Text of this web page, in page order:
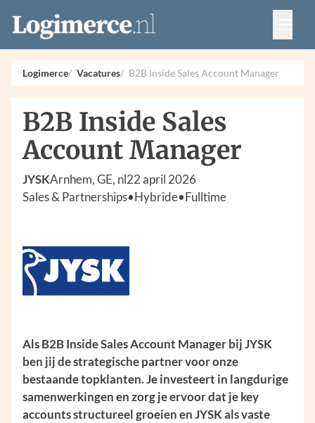
Vacatures
Events
Adverteren
Partners
Logimerce Vacatures B2B Inside Sales Account Manager
B2B Inside Sales
Account Manager
JYSKArnhem, GE, nl22 april 2026
Sales & Partnerships•Hybride•Fulltime
Als B2B Inside Sales Account Manager bij JYSK
ben jij de strategische partner voor onze
bestaande topklanten. Je investeert in langdurige
samenwerkingen en zorg je ervoor dat je key
accounts structureel groeien en JYSK als vaste